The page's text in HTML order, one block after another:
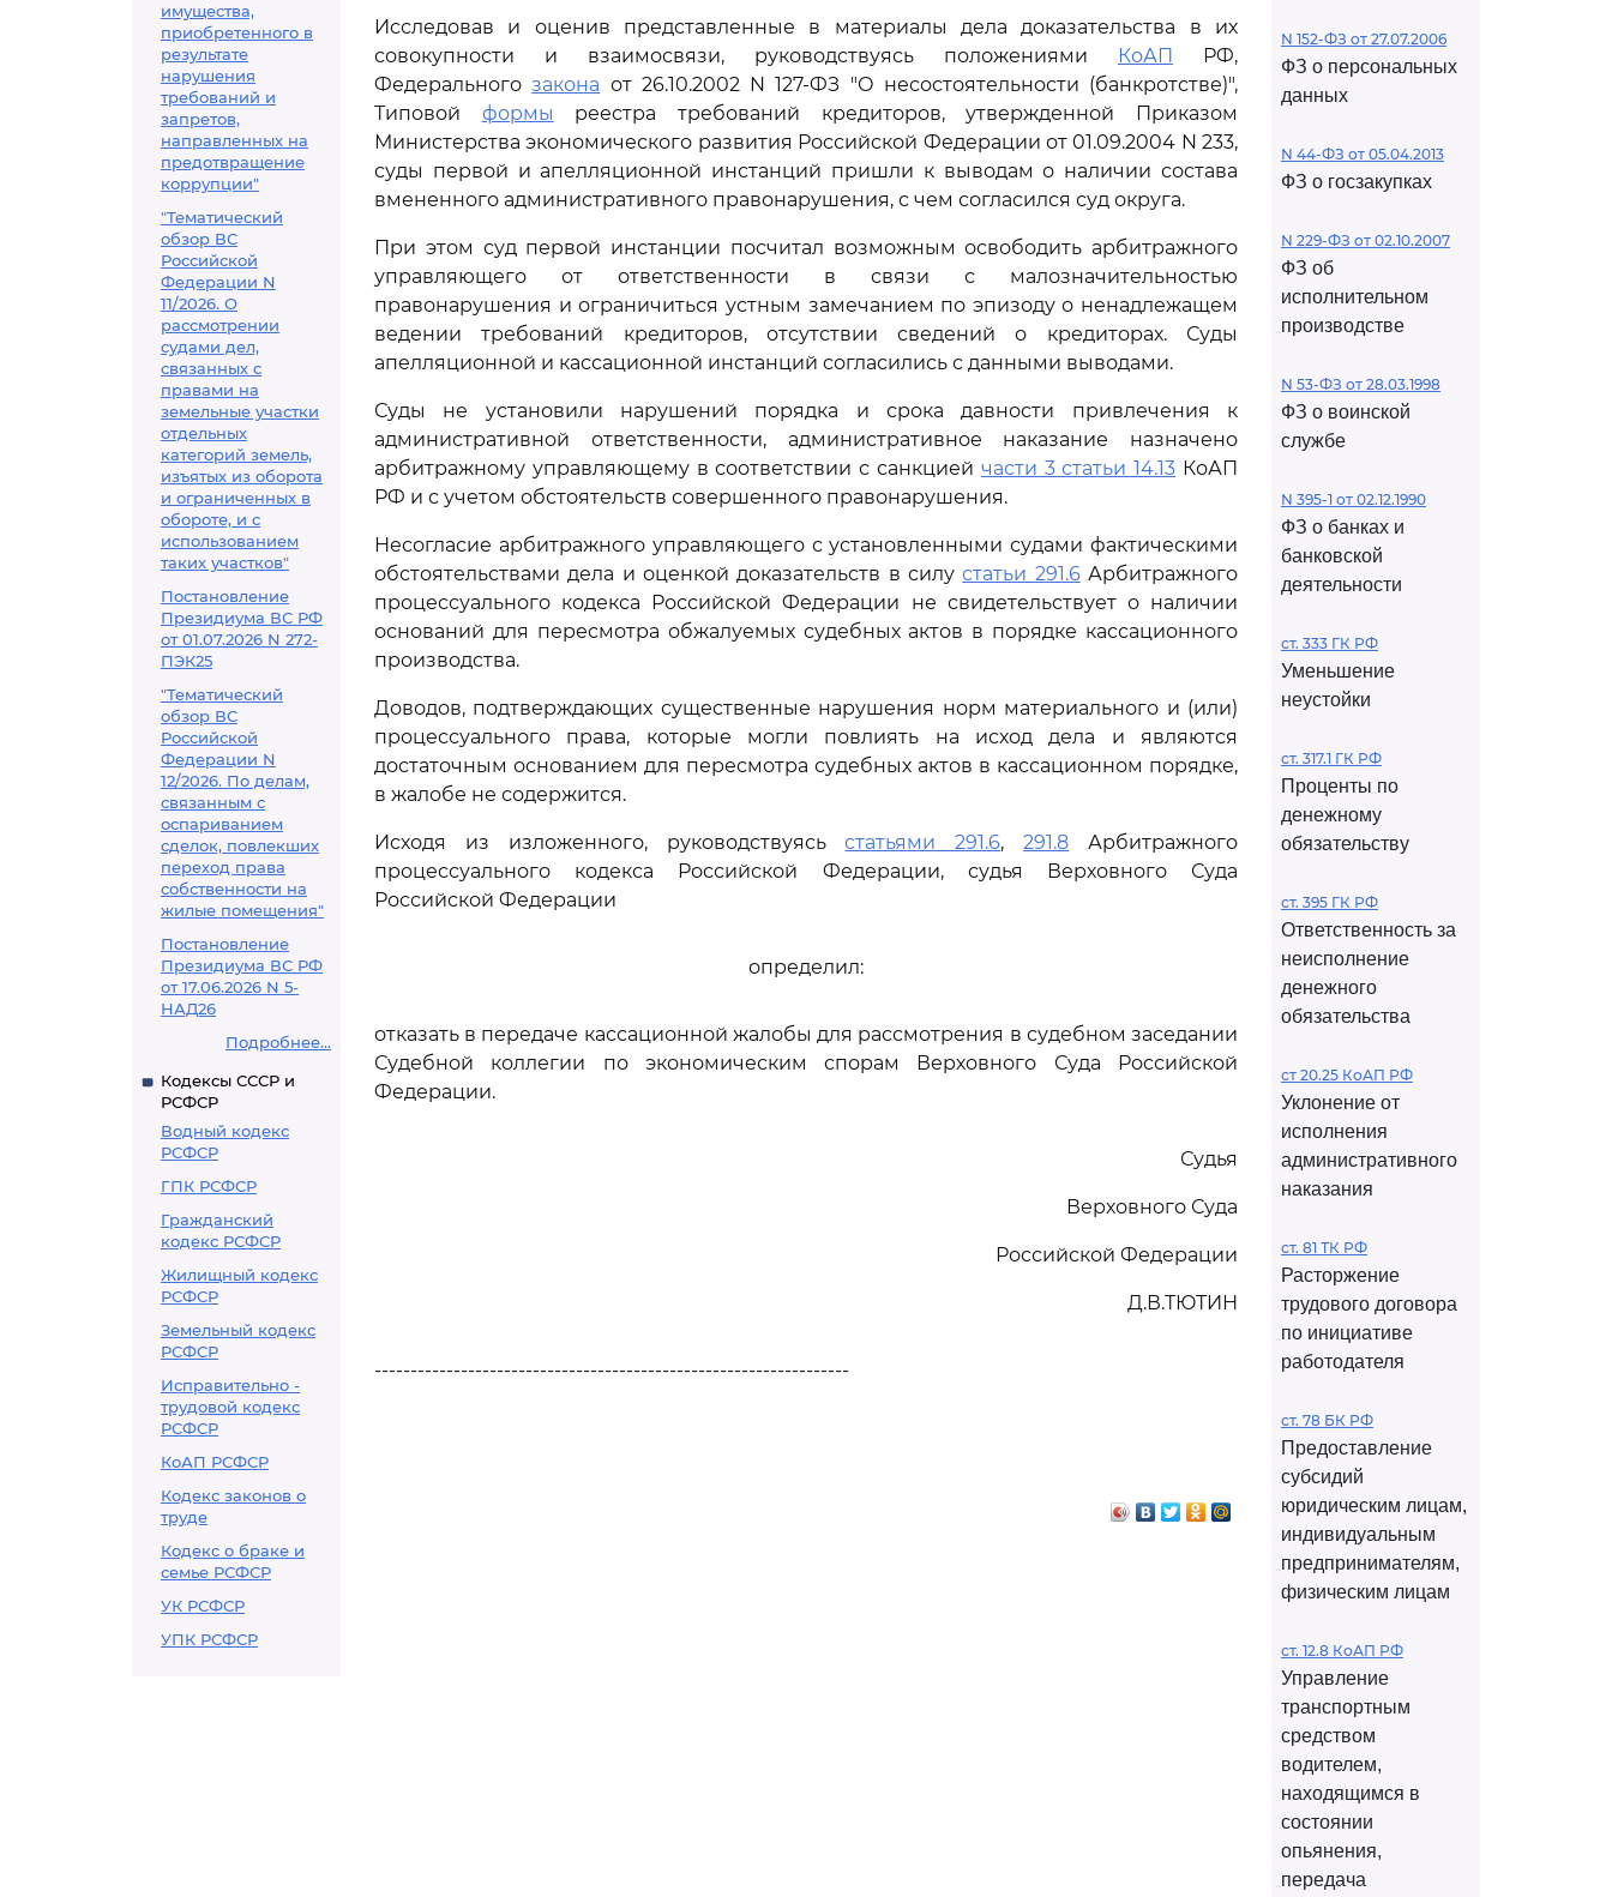
имущества,
приобретенного в
результате
нарушения
требований и
запретов,
направленных на
предотвращение
коррупции"
"Тематический
обзор ВС
Российской
Федерации N
11/2026. О
рассмотрении
судами дел,
связанных с
правами на
земельные участки
отдельных
категорий земель,
изъятых из оборота
и ограниченных в
обороте, и с
использованием
таких участков"
Постановление
Президиума ВС РФ
от 01.07.2026 N 272-
ПЭК25
"Тематический
обзор ВС
Российской
Федерации N
12/2026. По делам,
связанным с
оспариванием
сделок, повлекших
переход права
собственности на
жилые помещения"
Постановление
Президиума ВС РФ
от 17.06.2026 N 5-
НАД26
Подробнее...
Кодексы СССР и
РСФСР
Водный кодекс
РСФСР
ГПК РСФСР
Гражданский
кодекс РСФСР
Жилищный кодекс
РСФСР
Земельный кодекс
РСФСР
Исправительно -
трудовой кодекс
РСФСР
КоАП РСФСР
Кодекс законов о
труде
Кодекс о браке и
семье РСФСР
УК РСФСР
УПК РСФСР
Исследовав и оценив представленные в материалы дела доказательства в их
совокупности и взаимосвязи, руководствуясь положениями
КоАП РФ,
Федеральногозакона от 26.10.2002 N 127-ФЗ "О несостоятельности (банкротстве)",
Типовой формы реестра требований кредиторов, утвержденной Приказом
Министерства экономического развития Российской Федерации от 01.09.2004 N 233,
суды первой и апелляционной инстанций пришли к выводам о наличии состава
вмененного административного правонарушения, с чем согласился суд округа.
При этом суд первой инстанции посчитал возможным освободить арбитражного
управляющего от ответственности в связи с малозначительностью
правонарушения и ограничиться устным замечанием по эпизоду о ненадлежащем
ведении требований кредиторов, отсутствии сведений о кредиторах. Суды
апелляционной и кассационной инстанций согласились с данными выводами.
Суды не установили нарушений порядка и срока давности привлечения к
административной ответственности, административное наказание назначено
арбитражному управляющему в соответствии с санкцией части 3 статьи 14.13 КоАП
РФ и с учетом обстоятельств совершенного правонарушения.
Несогласие арбитражного управляющего с установленными судами фактическими
обстоятельствами дела и оценкой доказательств в силустатьи 291.6Арбитражного
процессуального кодекса Российской Федерации не свидетельствует о наличии
оснований для пересмотра обжалуемых судебных актов в порядке кассационного
производства.
Доводов, подтверждающих существенные нарушения норм материального и (или)
процессуального права, которые могли повлиять на исход дела и являются
достаточным основанием для пересмотра судебных актов в кассационном порядке,
в жалобе не содержится.
Исходя из изложенного, руководствуясьстатьями 291.6,291.8 Арбитражного
процессуального кодекса Российской Федерации, судья Верховного Суда
Российской Федерации
определил:
отказать в передаче кассационной жалобы для рассмотрения в судебном заседании
Судебной коллегии по экономическим спорам Верховного Суда Российской
Федерации.
Судья
Верховного Суда
Российской Федерации
Д.В.ТЮТИН
------------------------------------------------------------------
N 152-ФЗ от 27.07.2006
ФЗ о персональных
данных
N 44-ФЗ от 05.04.2013
ФЗ о госзакупках
N 229-ФЗ от 02.10.2007
ФЗ об
исполнительном
производстве
N 53-ФЗ от 28.03.1998
ФЗ о воинской
службе
N 395-1 от 02.12.1990
ФЗ о банках и
банковской
деятельности
ст. 333 ГК РФ
Уменьшение
неустойки
ст. 317.1 ГК РФ
Проценты по
денежному
обязательству
ст. 395 ГК РФ
Ответственность за
неисполнение
денежного
обязательства
ст 20.25 КоАП РФ
Уклонение от
исполнения
административного
наказания
ст. 81 ТК РФ
Расторжение
трудового договора
по инициативе
работодателя
ст. 78 БК РФ
Предоставление
субсидий
юридическим лицам,
индивидуальным
предпринимателям,
физическим лицам
ст. 12.8 КоАП РФ
Управление
транспортным
средством
водителем,
находящимся в
состоянии
опьянения,
передача